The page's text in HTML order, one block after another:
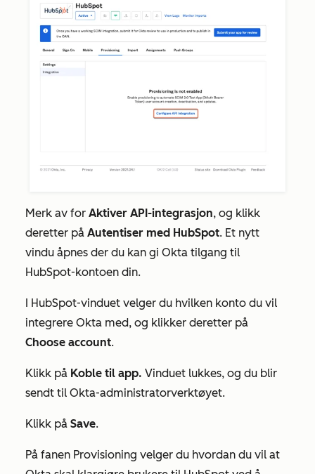
Merk av for Aktiver API-integrasjon, og klikk
deretter på Autentiser med HubSpot. Et nytt
vindu åpnes der du kan gi Okta tilgang til
HubSpot-kontoen din.
I HubSpot-vinduet velger du hvilken konto du vil
integrere Okta med, og klikker deretter på
Choose account.
Klikk på Koble til app. Vinduet lukkes, og du blir
sendt til Okta-administratorverktøyet.
Klikk på Save.
På fanen Provisioning velger du hvordan du vil at